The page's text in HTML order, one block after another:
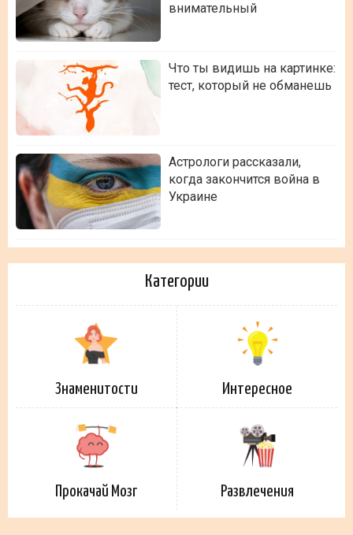
внимательный
Что ты видишь на картинке:
тест, который не обманешь
Астрологи рассказали,
когда закончится война в
Украине
Категории
Знаменитости Интересное
Прокачай Мозг Развлечения